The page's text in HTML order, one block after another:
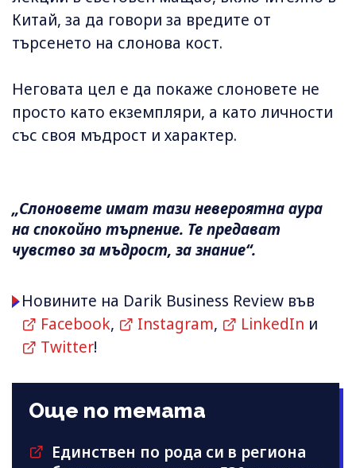
Китай, за да говори за вредите от
търсенето на слонова кост.
Неговата цел е да покаже слоновете не
просто като екземпляри, а като личности
със своя мъдрост и характер.
„Слоновете имат тази невероятна аура
на спокойно търпение. Те предават
чувство за мъдрост, за знание“.
Новините на Darik Business Review във
Facebook, Instagram, LinkedIn и
Twitter!
Още по темата
Единствен по рода си в региона